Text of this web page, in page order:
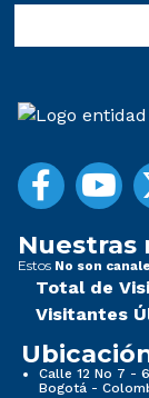
Nuestras
Estos No son
Total de
Visitantes
Calle 12 No 7 -
Bogotá -